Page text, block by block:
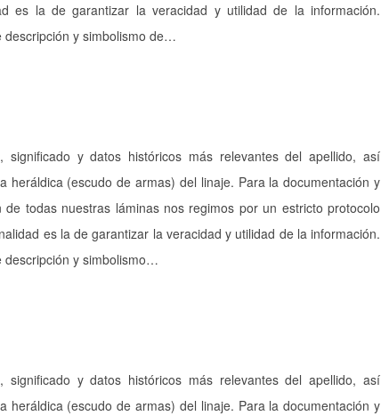
es la de garantizar la veracidad y utilidad de la información.
descripción y simbolismo de…
significado y datos históricos más relevantes del apellido, así
heráldica (escudo de armas) del linaje. Para la documentación y
de todas nuestras láminas nos regimos por un estricto protocolo
es la de garantizar la veracidad y utilidad de la información.
descripción y simbolismo…
significado y datos históricos más relevantes del apellido, así
heráldica (escudo de armas) del linaje. Para la documentación y